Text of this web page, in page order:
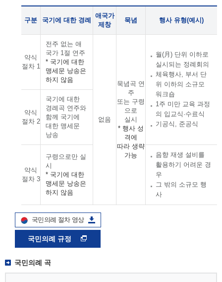
구분 국기에 대한 경례
애국가
제창
묵념 행사 유형(예시)
약식
절차 1
전주 없는 애
국가 1절 연주
* 국기에 대한
맹세문 낭송은
하지 않음
없음
묵념곡 연
주
또는 구령
으로
실시
* 행사 성
격에
따라 생략
가능
월(月) 단위 이하로
실시되는 정례회의
체육행사, 부서 단
위 이하의 소규모
워크숍
1주 미만 교육 과정
의 입교식·수료식
기공식, 준공식
약식
절차 2
국기에 대한
경례곡 연주와
함께 국기에
대한 맹세문
낭송
약식
절차 3
구령으로만 실
시
* 국기에 대한
맹세문 낭송은
하지 않음
음향 재생 설비를
활용하기 어려운 경
우
그 밖의 소규모 행
사
국민의례 절차 영상
국민의례 규정
국민의례 곡